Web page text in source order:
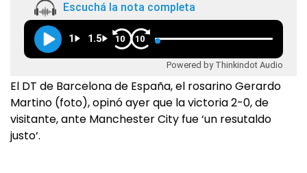
Escuchá la nota completa
1 1.5 10 10
Powered by Thinkindot Audio
El DT de Barcelona de España, el rosarino Gerardo
Martino (foto), opinó ayer que la victoria 2-0, de
visitante, ante Manchester City fue ‘un resutaldo
justo‘.